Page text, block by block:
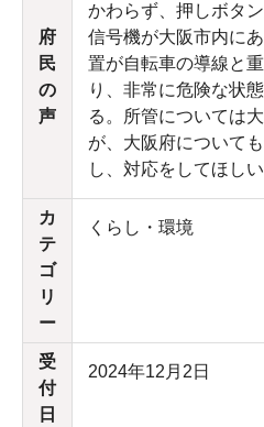
府
民
の
声
かわらず、押しボタ
信号機が大阪市内に
置が自転車の導線と
り、非常に危険な状
る。所管については
が、大阪府について
し、対応をしてほしい
カ
テ
ゴ
リ
ー
くらし・環境
受
付
日
2024年12月2日